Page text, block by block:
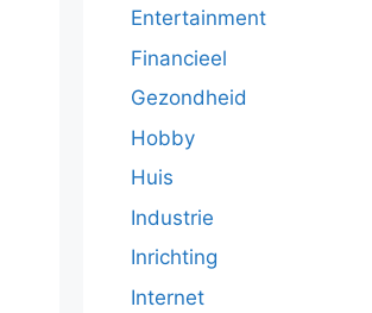
Entertainment
Financieel
Gezondheid
Hobby
Huis
Industrie
Inrichting
Internet